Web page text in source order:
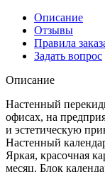
Описание
Отзывы
Правила
Задать вопрос
Описание
Настенный
офисах, на
и эстетическую
Настенный
Яркая, красочная
месяц. Блок